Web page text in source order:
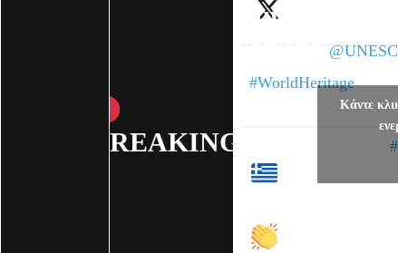
BREAKING!
Just inscribed
#WorldHeritage
ZagoriΚάντε